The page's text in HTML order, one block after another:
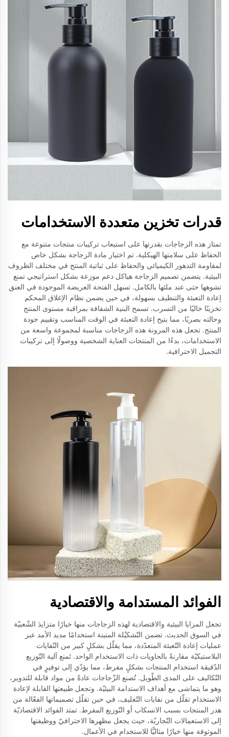
قدرات تخزين متعددة الاستخدامات
تمتاز هذه الزجاجات بقدرتها على استيعاب تركيبات منتجات متنوعة مع
الحفاظ على سلامتها الهيكلية. تم اختيار مادة الزجاجة بشكل خاص
لمقاومة التدهور الكيميائي والحفاظ على ثباتية المنتج في مختلف الظروف
البيئية. يتضمن تصميم الزجاجة هياكل دعم موزعة بشكل استراتيجي تمنع
تشوهها حتى عند ملئها بالكامل. تسهل الفتحة العريضة الموجودة في العنق
إعادة التعبئة والتنظيف بسهولة، في حين يضمن نظام الإغلاق المحكم
تخزينًا خاليًا من التسرب. تسمح البنية الشفافة بمراقبة مستوى المنتج
وحالته بصريًا، مما يتيح إعادة التعبئة في الوقت المناسب وتقييم جودة
المنتج. تجعل هذه المرونة هذه الزجاجات مناسبة لمجموعة واسعة من
الاستخدامات، بدءًا من المنتجات العناية الشخصية ووصولًا إلى تركيبات
التجميل الاحترافية.
الفوائد المستدامة والاقتصادية
تجعل المزايا البيئية والاقتصادية لهذه الزجاجات منها خيارًا متزايدَ الشّعبيّة
في السوق الحديث. تضمن التّشكيْلة المتينة استخدامًا مديد الأمد عبر
عمليات إعادة التّعبئة المتعدّدة، مما يقلّل بشكلٍ كبير من النّفايات
البلاستيكيّة مقارنةً بالحاويات ذات الاستخدام الواحد. تَمنع آلية التّوزيع
الدّقيقة استخدام المنتجات بشكلٍ مفرط، مما يؤدّي إلى توفيرٍ في
التّكاليف على المدى الطّويل. تُصنع الزّجاجات عادةً من مواد قابلة للتدوير،
وهو ما يتماشى مع أهداف الاستدامة البيئيّة. وتجعل طبيعتها القابلة لإعادة
الاستخدام تقلّل من نفايات التّغليف، في حين تقلّل تصميماتها الفعّالة من
هدر المنتجات بسبب الانسكاب أو التّوزيع المفرط. تمتد الفوائد الاقتصاديّة
إلى الاستعمالات التّجاريّة، حيث يجعل مظهرها الاحترافيّ ووظيفتها
الموثوقة منها خيارًا مثاليًّا للاستخدام في الأعمال.